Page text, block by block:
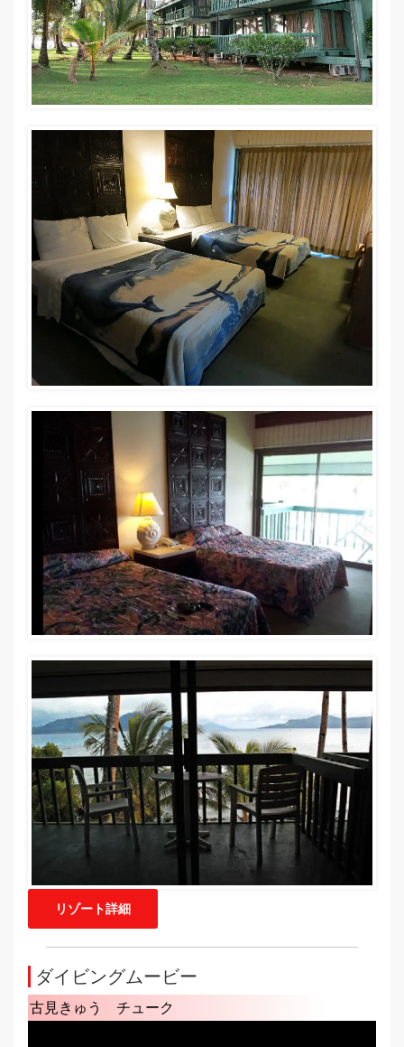
リゾート詳細
ダイビングムービー
古見きゅう チューク